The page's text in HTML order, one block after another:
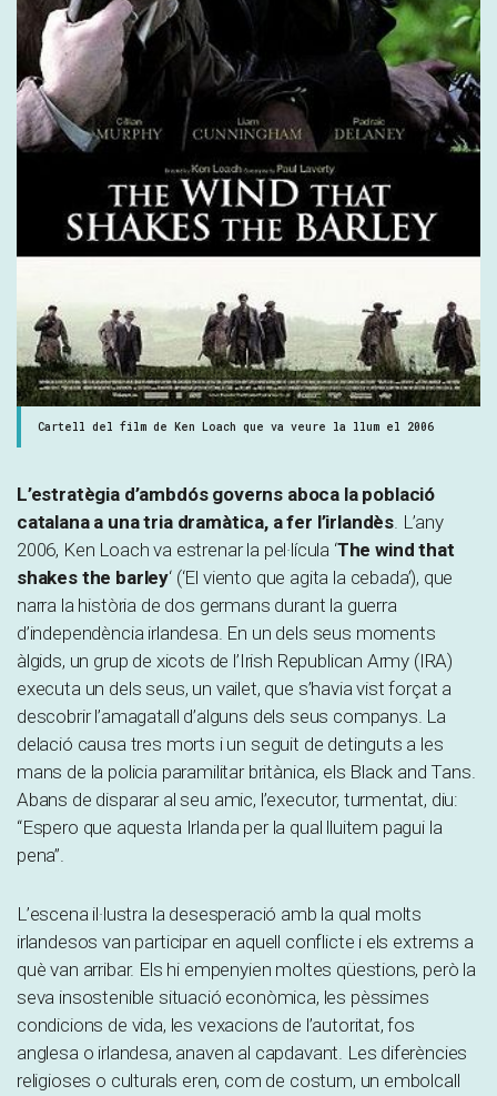
Cartell del film de Ken Loach que va veure la llum el 2006
L’estratègia d’ambdós governs aboca la població
catalana a una tria dramàtica, a fer l’irlandès. L’any
2006, Ken Loach va estrenar la pel·lícula ‘The wind that
shakes the barley‘ (‘El viento que agita la cebada’), que
narra la història de dos germans durant la guerra
d’independència irlandesa. En un dels seus moments
àlgids, un grup de xicots de l’Irish Republican Army (IRA)
executa un dels seus, un vailet, que s’havia vist forçat a
descobrir l’amagatall d’alguns dels seus companys. La
delació causa tres morts i un seguit de detinguts a les
mans de la policia paramilitar britànica, els Black and Tans.
Abans de disparar al seu amic, l’executor, turmentat, diu:
“Espero que aquesta Irlanda per la qual lluitem pagui la
pena”.
L’escena il·lustra la desesperació amb la qual molts
irlandesos van participar en aquell conflicte i els extrems a
què van arribar. Els hi empenyien moltes qüestions, però la
seva insostenible situació econòmica, les pèssimes
condicions de vida, les vexacions de l’autoritat, fos
anglesa o irlandesa, anaven al capdavant. Les diferències
religioses o culturals eren, com de costum, un embolcall